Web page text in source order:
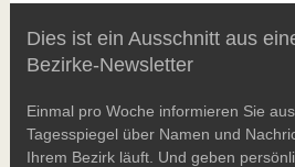
Dies ist ein Ausschnitt aus
Bezirke-Newsletter
Einmal pro Woche informieren Sie
Tagesspiegel über Namen und
Ihrem Bezirk läuft. Und geben